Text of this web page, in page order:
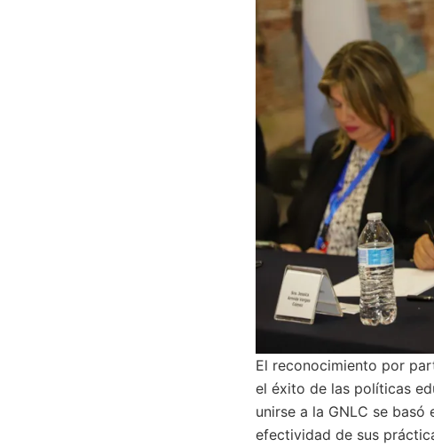
El reconocimiento por
el éxito de las políticas
unirse a la GNLC se
efectividad de sus